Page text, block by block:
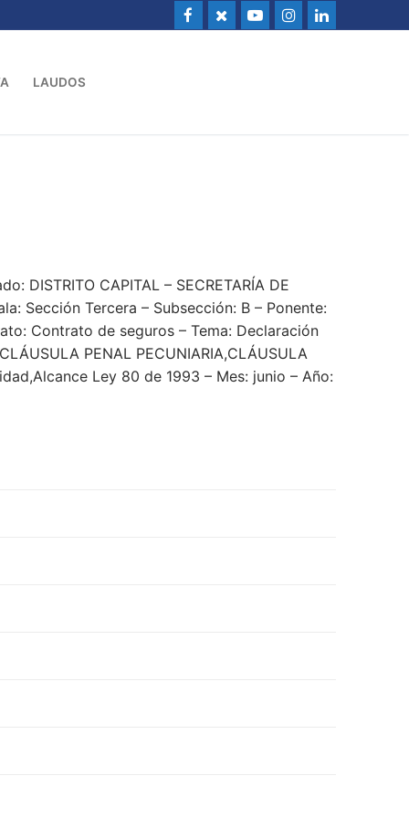
LAUDOS
DISTRITO CAPITAL – SECRETARÍA DE
Sección Tercera – Subsección: B – Ponente:
Contrato de seguros – Tema: Declaración
PENAL PECUNIARIA,CLÁUSULA
Ley 80 de 1993 – Mes: junio – Año: